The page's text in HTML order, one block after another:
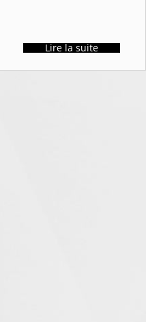
Lire la suite